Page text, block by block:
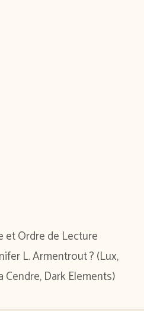
et Ordre de Lecture
L. Armentrout ? (Lux,
Cendre, Dark Elements)